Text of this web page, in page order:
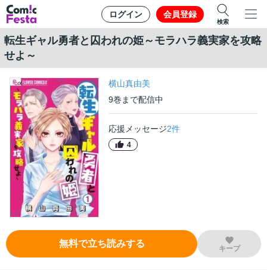
ログイン 会員登録
検索
転生ギャル勇者と囚われの姫～モラハラ義実家を攻略
せよ～
横山真由美
9巻 まで配信中
応援メッセージ2件
4
無料で立ち読みする キープ